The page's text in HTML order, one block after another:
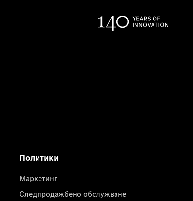
Политики
Маркетинг
Следпродажбено обслужване